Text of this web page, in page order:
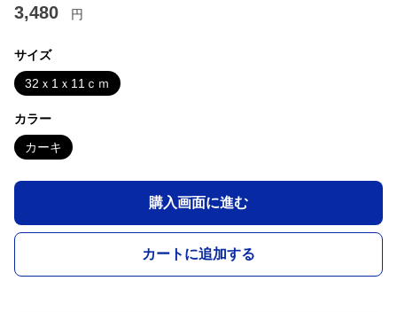
3,480 円
サイズ
32ｘ1ｘ11ｃｍ
カラー
カーキ
購入画面に進む
カートに追加する